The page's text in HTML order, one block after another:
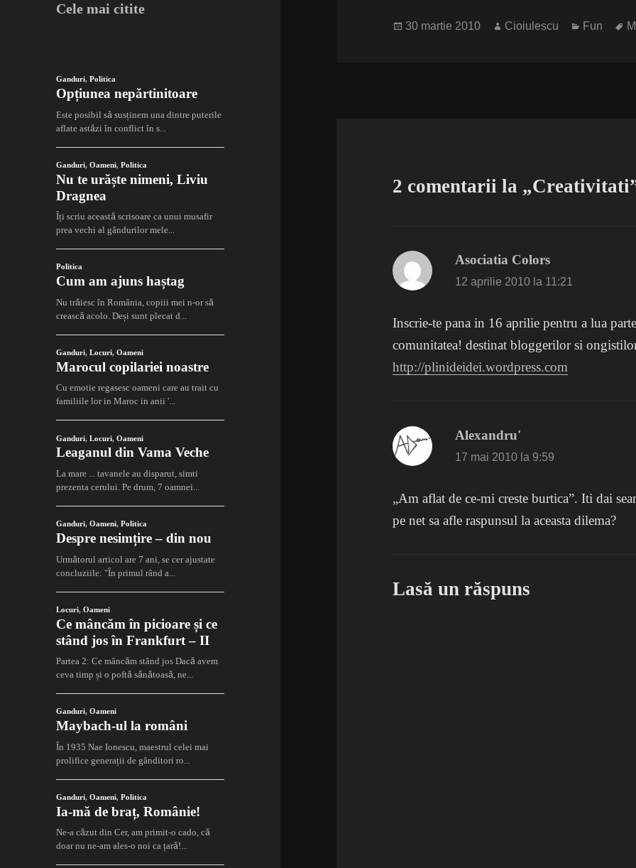
Cele mai citite
Publicat
30 martie 2010 Autor
Cioiulescu Categorii
Fun
2 comentarii la
Asociatia Colors
12 aprilie 2010 la 11:21
Inscrie-te pana in 16 aprilie pentru a lua
comunitatea! destinat bloggerilor si
http://plinideidei.wordpress.com
Alexandru'
17 mai 2010 la 9:59
„Am aflat de ce-mi creste burtica”. Iti dai
pe net sa afle raspunsul la aceasta dilema?
Lasă un răspuns